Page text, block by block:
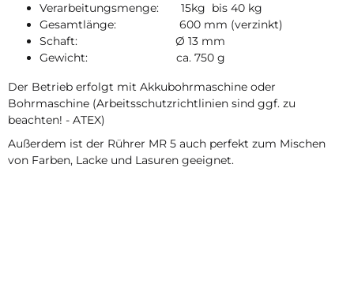
Verarbeitungsmenge: 15kg bis 40 kg
Gesamtlänge: 600 mm (verzinkt)
Schaft: Ø 13 mm
Gewicht: ca. 750 g
Der Betrieb erfolgt mit Akkubohrmaschine oder
Bohrmaschine (Arbeitsschutzrichtlinien sind ggf. zu
beachten! - ATEX)
Außerdem ist der Rührer MR 5 auch perfekt zum Mischen
von Farben, Lacke und Lasuren geeignet.